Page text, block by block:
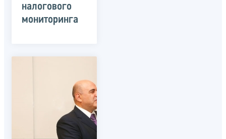
налогового
мониторинга